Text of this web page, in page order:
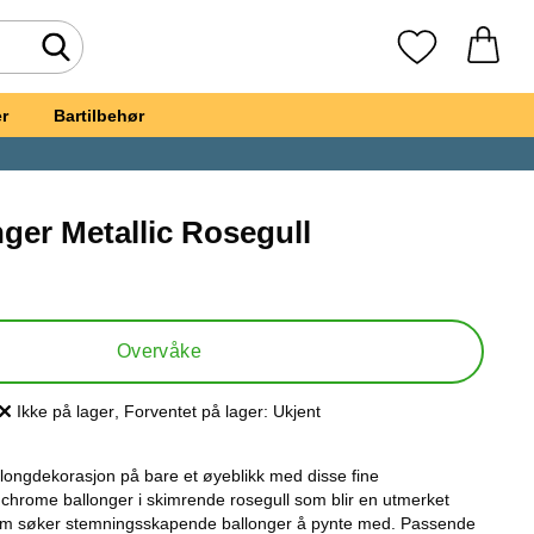
Søk Mine favoritter
Bartilbehør
Metallic Rosegull
Overvåke
Produkttilgjengelighet:
Ikke på lager, Forventet på lager: Ukjent
på bare et øyeblikk med disse fine
ballonger i skimrende rosegull som blir en utmerket
søker stemningsskapende ballonger å pynte med. Passende